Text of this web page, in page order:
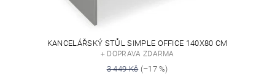
KANCELÁŘSKÝ STŮL SIMPLE OFFICE 140X80 CM
+ DOPRAVA ZDARMA
3 449 Kč(–17 %)